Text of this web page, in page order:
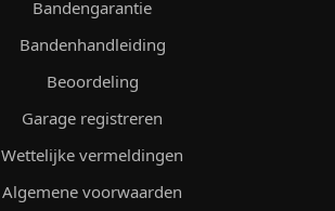
Bandengarantie
Bandenhandleiding
Beoordeling
Garage registreren
Wettelijke vermeldingen
Algemene voorwaarden